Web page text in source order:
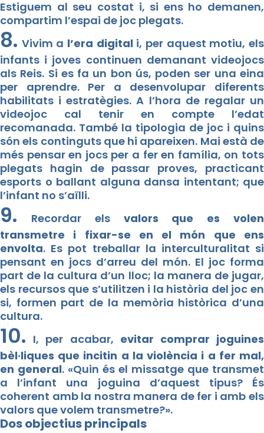
Estiguem al seu costat i, si ens ho demanen,
compartim l’espai de joc plegats.
8. Vivim a l’era digitali, per aquest motiu, els
infants i joves continuen demanant videojocs
als Reis. Si es fa un bon ús, poden ser una eina
per aprendre. Per a desenvolupar diferents
habilitats i estratègies. A l’hora de regalar un
videojoc cal tenir en compte l’edat
recomanada. També la tipologia de joc i quins
són els continguts que hi apareixen. Mai està de
més pensar en jocs per a fer en família, on tots
plegats hagin de passar proves, practicant
esports o ballant alguna dansa intentant; que
l’infant no s’aïlli.
9. Recordar elsvalors que es volen
transmetre i fixar-se en el món que ens
envolta. Es pot treballar la interculturalitat si
pensant en jocs d’arreu del món. El joc forma
part de la cultura d’un lloc; la manera de jugar,
els recursos que s’utilitzen i la història del joc en
si, formen part de la memòria històrica d’una
cultura.
10. I, per acabar, evitar comprar joguines
bèl·liques que incitin a la violència i a fer mal,
en general. «Quin és el missatge que transmet
a l’infant una joguina d’aquest tipus? És
coherent amb la nostra manera de fer i amb els
valors que volem transmetre?».
Dos objectius principals